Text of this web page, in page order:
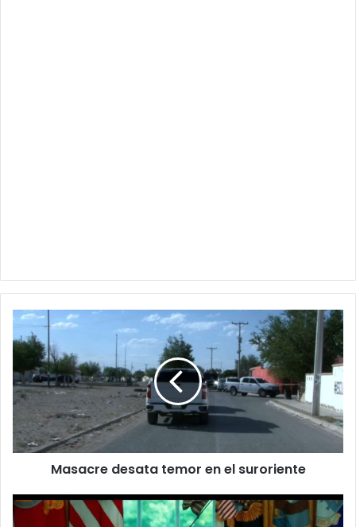
Masacre
desata
temor
el
suroriente
Masacre desata temor en el suroriente
Trump
prohíbe